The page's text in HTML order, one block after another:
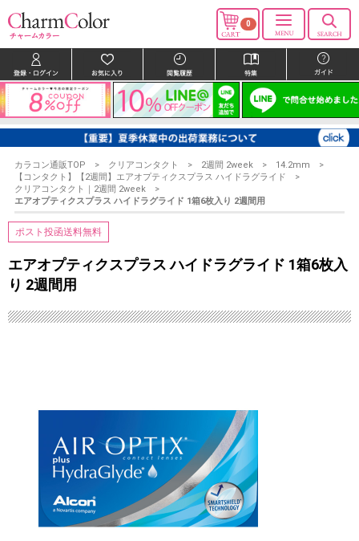
0
カラコン通販TOP クリアコンタクト 2週間 2week
14.2mm
【コンタクト】【2週間】エアオプティクスプラス ハイドラグライド
クリアコンタクト｜2週間 2week
エアオプティクスプラス ハイドラグライド 1箱6枚入り 2週間用
ポスト投函送料無料
エアオプティクスプラス ハイドラグライド 1箱6枚入
り 2週間用